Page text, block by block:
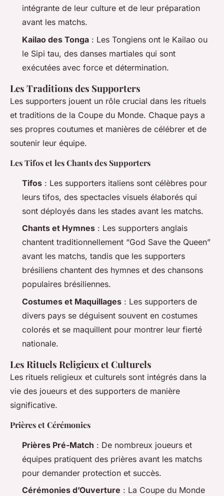
intégrante de leur culture et de leur préparation
avant les matchs.
Kailao des Tonga : Les Tongiens ont le Kailao ou
le Sipi tau, des danses martiales qui sont
exécutées avec force et détermination.
Les Traditions des Supporters
Les supporters jouent un rôle crucial dans les rituels
et traditions de la Coupe du Monde. Chaque pays a
ses propres coutumes et manières de célébrer et de
soutenir leur équipe.
Les Tifos et les Chants des Supporters
Tifos : Les supporters italiens sont célèbres pour
leurs tifos, des spectacles visuels élaborés qui
sont déployés dans les stades avant les matchs.
Chants et Hymnes : Les supporters anglais
chantent traditionnellement “God Save the Queen”
avant les matchs, tandis que les supporters
brésiliens chantent des hymnes et des chansons
populaires brésiliennes.
Costumes et Maquillages : Les supporters de
divers pays se déguisent souvent en costumes
colorés et se maquillent pour montrer leur fierté
nationale.
Les Rituels Religieux et Culturels
Les rituels religieux et culturels sont intégrés dans la
vie des joueurs et des supporters de manière
significative.
Prières et Cérémonies
Prières Pré-Match : De nombreux joueurs et
équipes pratiquent des prières avant les matchs
pour demander protection et succès.
Cérémonies d’Ouverture : La Coupe du Monde